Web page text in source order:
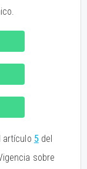
artículo 5 del
sobre